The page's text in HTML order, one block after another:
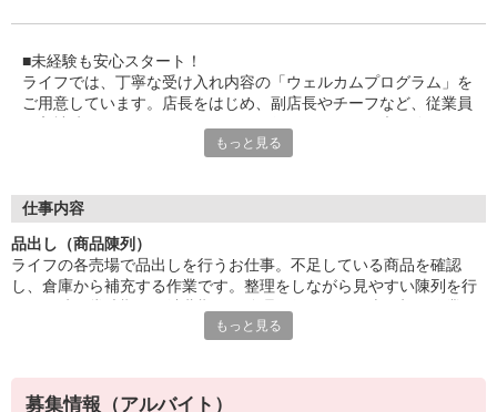
■未経験も安心スタート！
ライフでは、丁寧な受け入れ内容の「ウェルカムプログラム」を
ご用意しています。店長をはじめ、副店長やチーフなど、従業員
バイトデビューの方も安心。雰囲気やチームワークのよさなど、
■笑顔で働ける職場
アットホームな雰囲気のお店です。長期で活躍するスタッフに
は、お客さまから笑顔でお声がけをいただくことも。最初は、覚
えていただく作業が多く感じるかもしれませんが、難しいお仕事
はありませんので、どなたでも楽しく働くことができます。
もっと見る
仕事内容
品出し（商品陳列）
ライフの各売場で品出しを行うお仕事。不足している商品を確認
し、倉庫から補充する作業です。整理をしながら見やすい陳列を行
簡単な清掃をお任せすることも。困っているお客さまへのお声がけ
もっと見る
募集情報（アルバイト）